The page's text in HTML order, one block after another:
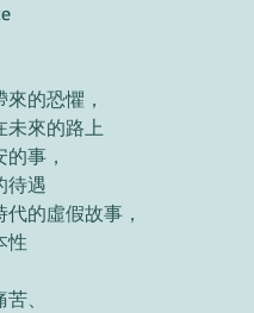
的恐懼，
未來的路上
事，
待遇
的虛假故事，
性
、